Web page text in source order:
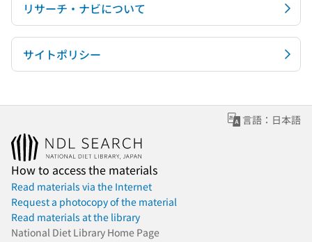
リサーチ・ナビについて
サイトポリシー
言語：日本語
How to access the materials
Read materials via the Internet
Request a photocopy of the material
Read materials at the library
National Diet Library Home Page